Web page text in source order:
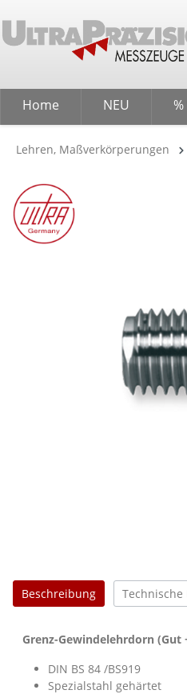
Zur Hauptnavigation
Home NEU
Lehren, Maßverkörperungen
Bildergalerie überspringen
Beschreibung Technische
Grenz-Gewindelehrdorn (Gut
DIN BS 84 /BS919
Spezialstahl gehärtet